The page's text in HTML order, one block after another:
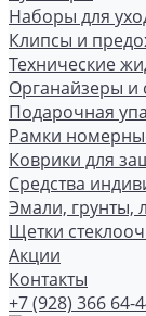
Наборы для
Клипсы и
Технические
Органайзеры и
Подарочная
Рамки
Коврики для
Средства
Эмали, грунты,
Щетки
Акции
Контакты
+7 (928) 366 64-